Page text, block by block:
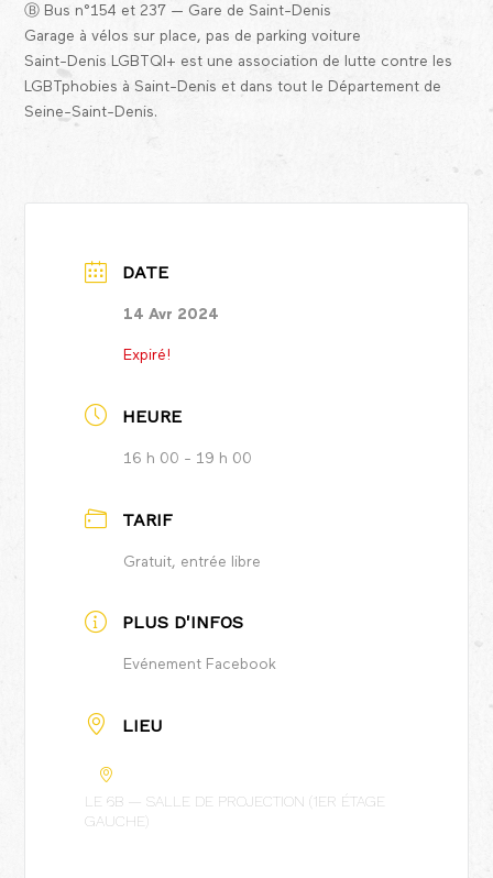
Ⓑ Bus n°154 et 237 — Gare de Saint-Denis
Garage à vélos sur place, pas de parking voiture
Saint-Denis LGBTQI+ est une association de lutte contre les
LGBTphobies à Saint-Denis et dans tout le Département de
Seine-Saint-Denis.
DATE
14 Avr 2024
Expiré!
HEURE
16 h 00 - 19 h 00
TARIF
Gratuit, entrée libre
PLUS D'INFOS
Evénement Facebook
LIEU
LE 6B — SALLE DE PROJECTION (1ER ÉTAGE
GAUCHE)